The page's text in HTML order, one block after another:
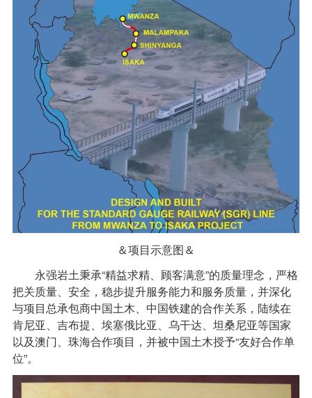
＆项目示意图＆
永强岩土秉承“精益求精、顾客满意”的质量理念，严格
把关质量、安全，稳步提升服务能力和服务质量，并深化
与项目总承包商中国土木、中国铁建的合作关系，陆续在
肯尼亚、吉布提、埃塞俄比亚、乌干达、坦桑尼亚等国家
以及澳门、珠海合作项目，并被中国土木授予“友好合作单
位”。